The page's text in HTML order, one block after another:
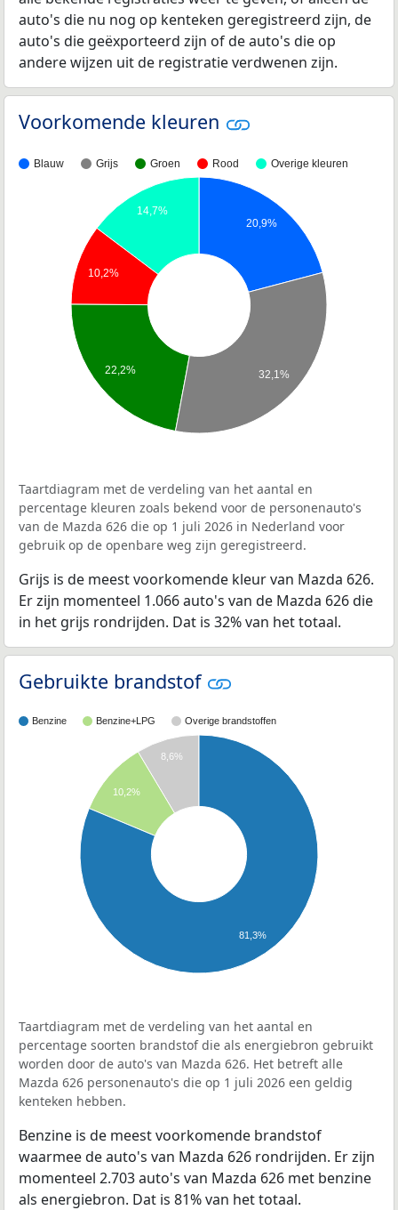
auto's die nu nog op kenteken geregistreerd zijn, de
auto's die geëxporteerd zijn of de auto's die op
andere wijzen uit de registratie verdwenen zijn.
Voorkomende kleuren
Blauw Grijs Groen Rood Overige kleuren
20,9%
14,7%
10,2%
22,2% 32,1%
Taartdiagram met de verdeling van het aantal en
percentage kleuren zoals bekend voor de personenauto's
van de Mazda 626 die op 1 juli 2026 in Nederland voor
gebruik op de openbare weg zijn geregistreerd.
Grijs is de meest voorkomende kleur van Mazda 626.
Er zijn momenteel 1.066 auto's van de Mazda 626 die
in het grijs rondrijden. Dat is 32% van het totaal.
Gebruikte brandstof
Benzine Benzine+LPG Overige brandstoffen
8,6%
10,2%
81,3%
Taartdiagram met de verdeling van het aantal en
percentage soorten brandstof die als energiebron gebruikt
worden door de auto's van Mazda 626. Het betreft alle
Mazda 626 personenauto's die op 1 juli 2026 een geldig
kenteken hebben.
Benzine is de meest voorkomende brandstof
waarmee de auto's van Mazda 626 rondrijden. Er zijn
momenteel 2.703 auto's van Mazda 626 met benzine
als energiebron. Dat is 81% van het totaal.